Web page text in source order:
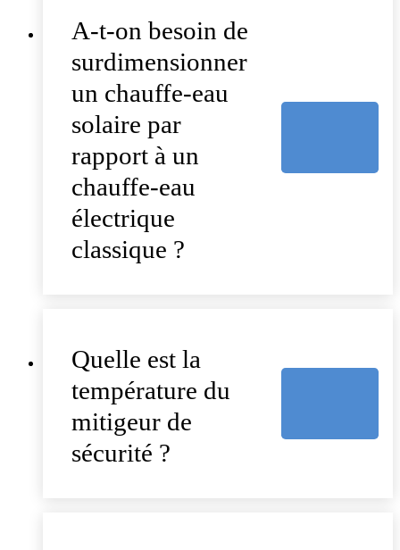
A-t-on besoin de
surdimensionner
un chauffe-eau
solaire par
rapport à un
chauffe-eau
électrique
classique ?
Quelle est la
température du
mitigeur de
sécurité ?